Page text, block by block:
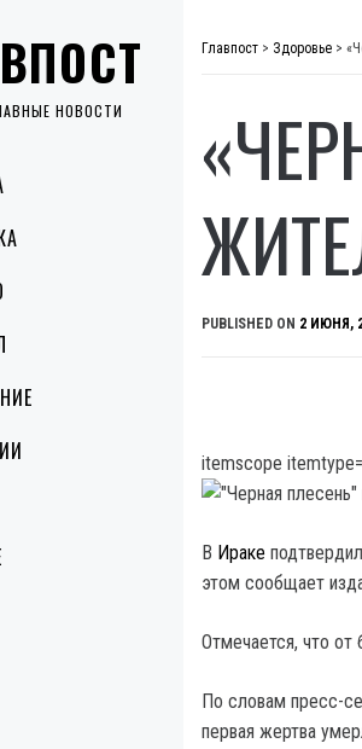
НОВОСТИ
Главпост > Здоровье >
PUBLISHED ON 2 ИЮНЯ,
itemscope
В Ираке
этом сообщает
Отмечается, что от
По словам пресс-
первая жертва